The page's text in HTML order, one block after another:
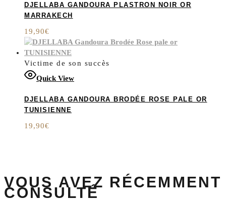
DJELLABA GANDOURA PLASTRON NOIR OR
MARRAKECH
19,90€
Victime de son succès
Quick View
DJELLABA GANDOURA BRODÉE ROSE PALE OR
TUNISIENNE
19,90€
VOUS AVEZ RÉCEMMENT
CONSULTÉ